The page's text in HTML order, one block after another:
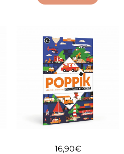
Ajouter à ma liste
d'envies
16,90€